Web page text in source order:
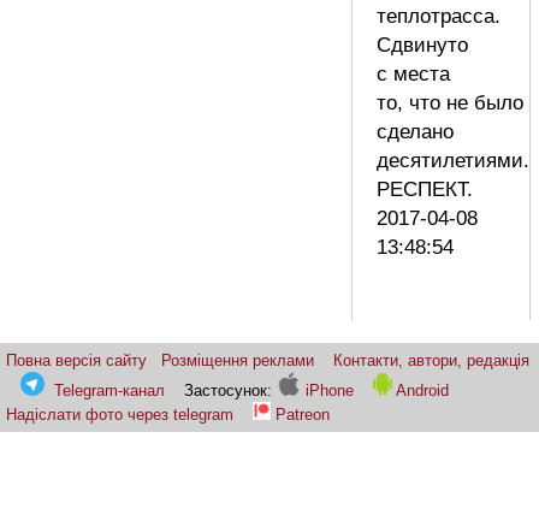
теплотрасса.
Сдвинуто
с места
то, что не было
сделано
десятилетиями.
РЕСПЕКТ.
2017-04-08
13:48:54
Повна версія сайту Розміщення реклами
Контакти, автори, редакція
Telegram-канал
Застосунок: iPhone
Android
Надіслати фото через telegram
Patreon